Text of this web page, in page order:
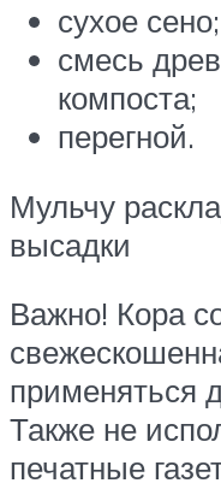
сухое сено;
смесь
компоста;
перегной.
Мульчу
высадки
Важно! Кора
применяться
Также не
печатные